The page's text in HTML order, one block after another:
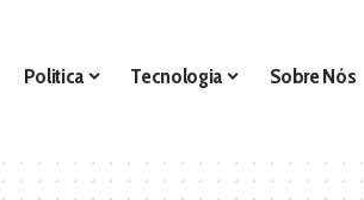
Politica Tecnologia Sobre Nós